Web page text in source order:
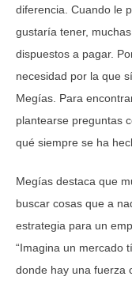
diferencia. Cuando le
gustaría tener,
dispuestos a pagar.
necesidad por la que
Megías. Para
plantearse preguntas
qué siempre se ha
Megías destaca que
buscar cosas que a
estrategia para un
“Imagina un mercado
donde hay una fuerza